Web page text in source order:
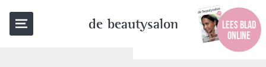
de beautysalon
LEES BLAD
ONLINE
TERUG NAAR OVERZICHT